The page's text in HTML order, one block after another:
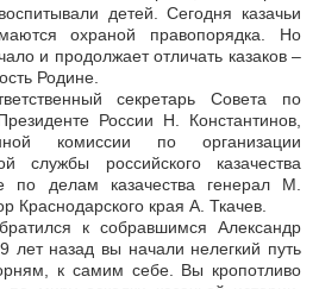
детей. Сегодня казачьи
охраной правопорядка. Но
и продолжает отличать казаков –
Родине.
секретарь Совета по
России Н. Константинов,
комиссии по организации
службы российского казачества
по делам казачества генерал М.
Краснодарского края А. Ткачев.
к собравшимся Александр
лет назад вы начали нелегкий путь
к самим себе. Вы кропотливо